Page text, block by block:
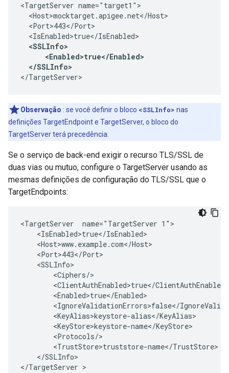
<TargetServer name="target1">
  <Host>mocktarget.apigee.net</Host>
  <Port>443</Port>
  <IsEnabled>true</IsEnabled>
<SSLInfo>
      <Enabled>true</Enabled>
  </SSLInfo>
</TargetServer>
Observação : se você definir o bloco <SSLInfo> nas
definições TargetEndpoint e TargetServer, o bloco do
TargetServer terá precedência.
Se o serviço de back-end exigir o recurso TLS/SSL de
duas vias ou mutuo, configure o TargetServer usando as
mesmas definições de configuração do TLS/SSL que o
TargetEndpoints:
<TargetServer  name="TargetServer 1">
    <IsEnabled>true</IsEnabled>
    <Host>www.example.com</Host>
    <Port>443</Port>
    <SSLInfo>
        <Ciphers/>
        <ClientAuthEnabled>true</ClientAuthEnabled>
        <Enabled>true</Enabled>
<IgnoreValidationErrors>false</
        <KeyAlias>keystore-alias</KeyAlias>
        <KeyStore>keystore-name</KeyStore>
        <Protocols/>
        <TrustStore>truststore-name</TrustStore>
    </SSLInfo>
</TargetServer >